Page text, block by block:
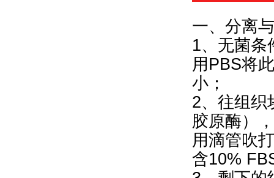
一、分离
1、无菌条
用PBS将
小；
2、往组织
胶原酶）
用滴管吹
含10%